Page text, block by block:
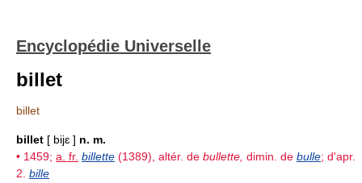
Encyclopédie Universelle
billet
billet
billet [ bijɛ ] n. m.
• 1459; a. fr. billette (1389), altér. de bullette, dimin. de bulle; d'apr.
2. bille